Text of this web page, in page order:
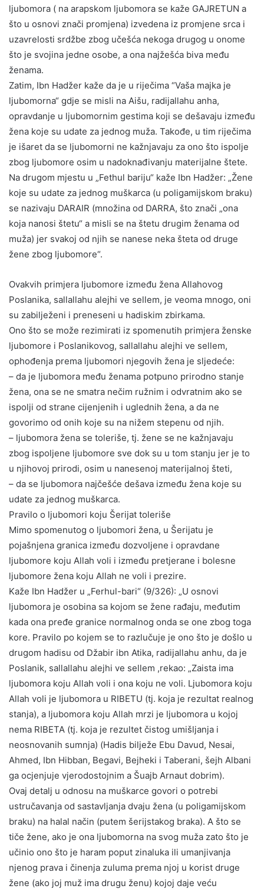
ljubomora ( na arapskom ljubomora se kaže GAJRETUN a
što u osnovi znači promjena) izvedena iz promjene srca i
uzavrelosti srdžbe zbog učešća nekoga drugog u onome
što je svojina jedne osobe, a ona najžešća biva među
ženama.
Zatim, Ibn Hadžer kaže da je u riječima “Vaša majka je
ljubomorna“ gdje se misli na Aišu, radijallahu anha,
opravdanje u ljubomornim gestima koji se dešavaju između
žena koje su udate za jednog muža. Takođe, u tim riječima
je išaret da se ljubomorni ne kažnjavaju za ono što ispolje
zbog ljubomore osim u nadoknađivanju materijalne štete.
Na drugom mjestu u „Fethul bariju“ kaže Ibn Hadžer: „Žene
koje su udate za jednog muškarca (u poligamijskom braku)
se nazivaju DARAIR (množina od DARRA, što znači „ona
koja nanosi štetu“ a misli se na štetu drugim ženama od
muža) jer svakoj od njih se nanese neka šteta od druge
žene zbog ljubomore“.
Ovakvih primjera ljubomore između žena Allahovog
Poslanika, sallallahu alejhi ve sellem, je veoma mnogo, oni
su zabilježeni i preneseni u hadiskim zbirkama.
Ono što se može rezimirati iz spomenutih primjera ženske
ljubomore i Poslanikovog, sallallahu alejhi ve sellem,
ophođenja prema ljubomori njegovih žena je sljedeće:
– da je ljubomora među ženama potpuno prirodno stanje
žena, ona se ne smatra nečim ružnim i odvratnim ako se
ispolji od strane cijenjenih i uglednih žena, a da ne
govorimo od onih koje su na nižem stepenu od njih.
– ljubomora žena se toleriše, tj. žene se ne kažnjavaju
zbog ispoljene ljubomore sve dok su u tom stanju jer je to
u njihovoj prirodi, osim u nanesenoj materijalnoj šteti,
– da se ljubomora najčešće dešava između žena koje su
udate za jednog muškarca.
Pravilo o ljubomori koju Šerijat toleriše
Mimo spomenutog o ljubomori žena, u Šerijatu je
pojašnjena granica između dozvoljene i opravdane
ljubomore koju Allah voli i između pretjerane i bolesne
ljubomore žena koju Allah ne voli i prezire.
Kaže Ibn Hadžer u „Ferhul-bari“ (9/326): „U osnovi
ljubomora je osobina sa kojom se žene rađaju, međutim
kada ona pređe granice normalnog onda se one zbog toga
kore. Pravilo po kojem se to razlučuje je ono što je došlo u
drugom hadisu od Džabir ibn Atika, radijallahu anhu, da je
Poslanik, sallallahu alejhi ve sellem ,rekao: „Zaista ima
ljubomora koju Allah voli i ona koju ne voli. Ljubomora koju
Allah voli je ljubomora u RIBETU (tj. koja je rezultat realnog
stanja), a ljubomora koju Allah mrzi je ljubomora u kojoj
nema RIBETA (tj. koja je rezultet čistog umišljanja i
neosnovanih sumnja) (Hadis bilježe Ebu Davud, Nesai,
Ahmed, Ibn Hibban, Begavi, Bejheki i Taberani, šejh Albani
ga ocjenjuje vjerodostojnim a Šuajb Arnaut dobrim).
Ovaj detalj u odnosu na muškarce govori o potrebi
ustručavanja od sastavljanja dvaju žena (u poligamijskom
braku) na halal način (putem šerijstakog braka). A što se
tiče žene, ako je ona ljubomorna na svog muža zato što je
učinio ono što je haram poput zinaluka ili umanjivanja
njenog prava i činenja zuluma prema njoj u korist druge
žene (ako joj muž ima drugu ženu) kojoj daje veću